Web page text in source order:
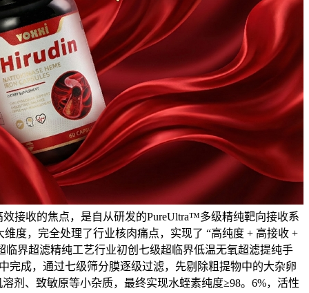
接收的焦点，是自从研发的PureUltra™多级精纯靶向接收系
度，完全处理了行业核肉痛点，实现了 “高纯度 + 高接收 +
临界超滤精纯工艺行业初创七级超临界低温无氧超滤提纯手
完成，通过七级筛分膜逐级过滤，先剔除粗提物中的大杂卵
剂、致敏原等小杂质，最终实现水蛭素纯度≥98。6%，活性